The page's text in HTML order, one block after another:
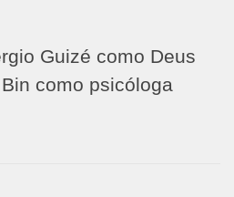
Guizé como Deus
como psicóloga